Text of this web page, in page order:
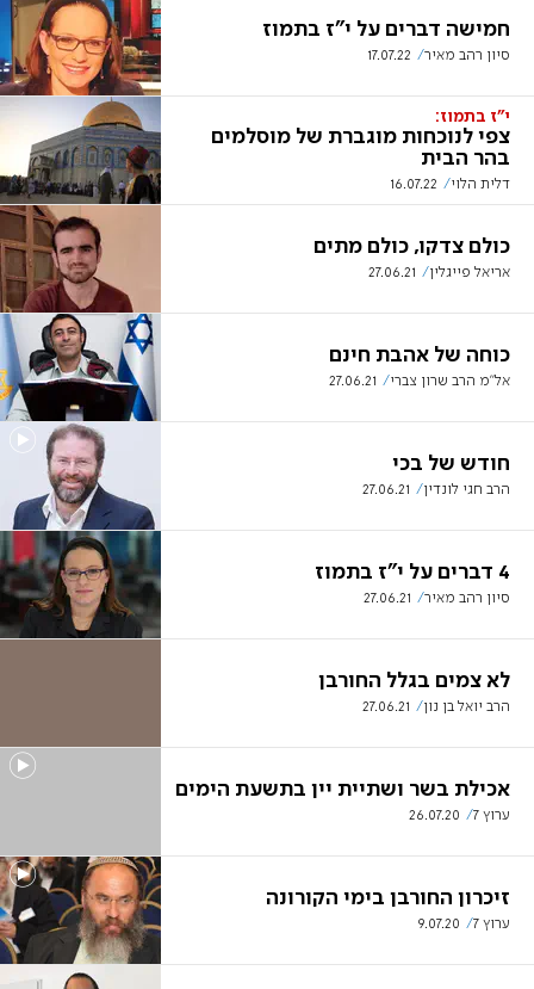
חמישה דברים על י"ז בתמוז
סיון רהב מאיר 17.07.22
י"ז בתמוז:
צפי לנוכחות מוגברת של מוסלמים
בהר הבית
דלית הלוי 16.07.22
כולם צדקו, כולם מתים
אריאל פייגלין 27.06.21
כוחה של אהבת חינם
אל״מ הרב שרון צברי 27.06.21
חודש של בכי
הרב חגי לונדין 27.06.21
4 דברים על י"ז בתמוז
סיון רהב מאיר 27.06.21
לא צמים בגלל החורבן
הרב יואל בן נון 27.06.21
אכילת בשר ושתיית יין בתשעת הימים
ערוץ 7 26.07.20
זיכרון החורבן בימי הקורונה
ערוץ 7 9.07.20